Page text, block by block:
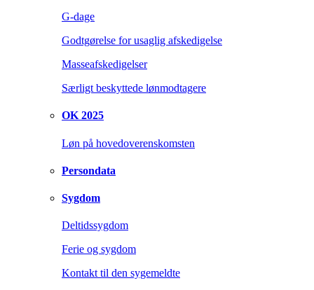
G-dage
Godtgørelse for usaglig afskedigelse
Masseafskedigelser
Særligt beskyttede lønmodtagere
OK 2025
Løn på hovedoverenskomsten
Persondata
Sygdom
Deltidssygdom
Ferie og sygdom
Kontakt til den sygemeldte